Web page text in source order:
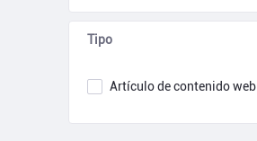
Tipo
Artículo de contenido web